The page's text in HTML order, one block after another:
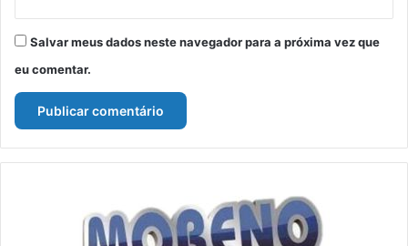
Salvar meus dados neste navegador para a próxima vez que
eu comentar.